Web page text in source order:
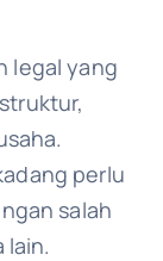
legal yang
perlu
salah
lain.